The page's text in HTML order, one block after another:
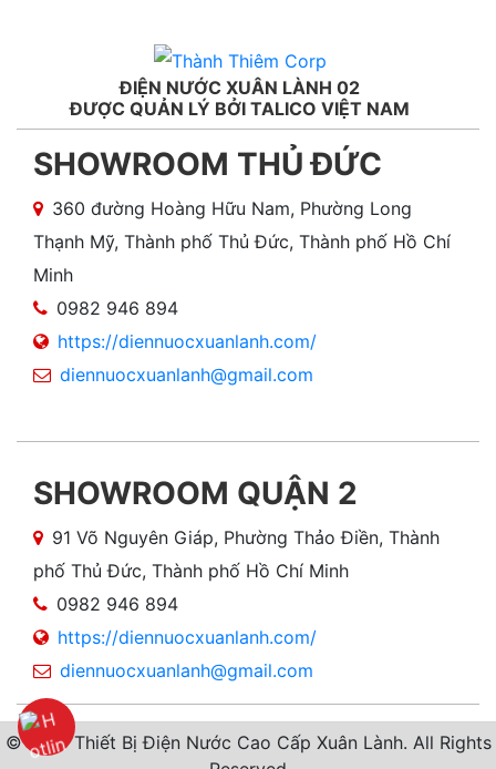
ĐIỆN NƯỚC XUÂN LÀNH 02
ĐƯỢC QUẢN LÝ BỞI TALICO VIỆT NAM
SHOWROOM THỦ ĐỨC
360 đường Hoàng Hữu Nam, Phường Long
Thạnh Mỹ, Thành phố Thủ Đức, Thành phố Hồ Chí
Minh
0982 946 894
https://diennuocxuanlanh.com/
diennuocxuanlanh@gmail.com
SHOWROOM QUẬN 2
91 Võ Nguyên Giáp, Phường Thảo Điền, Thành
phố Thủ Đức, Thành phố Hồ Chí Minh
0982 946 894
https://diennuocxuanlanh.com/
diennuocxuanlanh@gmail.com
© 2019 Thiết Bị Điện Nước Cao Cấp Xuân Lành. All Rights